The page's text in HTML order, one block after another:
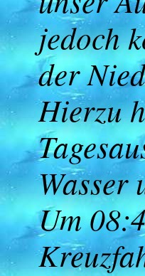
jedoch
der
Hierzu
Wasser
Um